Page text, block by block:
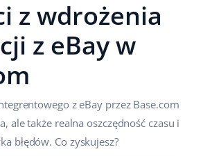
z wdrożenia
z eBay w
z eBay przez Base.com
ale także realna oszczędność czasu i
błędów. Co zyskujesz?